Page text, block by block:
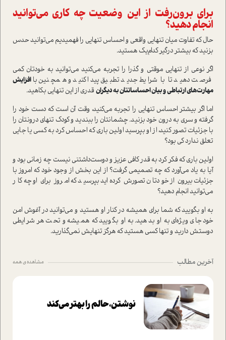
برای برون‌رفت از این وضعیت چه ‌کاری می‌توانید
انجام دهید؟
حال که تفاوت میان تنهایی واقعی و احساس تنهایی را فهمیدیم می‌توانید حدس
بزنید که بیشتر درگیر کدام‌یک هستید.
اگر نوعی از تنهایی موقتی و گذرا را تجربه می‌کنید می‌توانید به خودتان کمی
فرصت دهید تا با شرایط جدید تطبیق پیدا کنید و همچنین باافزایش
مهارت‌های ارتباطی و بیان احساساتتان به دیگران قدری از این تنهایی بکاهید.
اما اگر بیشتر احساس تنهایی را تجربه می‌کنید، وقت آن است که دست خود را
گرفته و سری به درون خود بزنید. چشمانتان را ببندید و کودک تنهای درونتان را
با جزئیات تصور کنید، از او بپرسید اولین باری که احساس کرد به کسی یا جایی
تعلق ندارد کی بود؟
اولین باری که فکر کرد به قدر کافی عزیز و دوست‌داشتنی نیست چه زمانی بود و
آیا به یاد می‌آورد که چه تصمیمی گرفت؟ از این بخش از وجود خود که امروز با
جزئیات بیرون از خودتان تصورش کرده‌اید بپرسید که امروز برای او چه‌کار
می‌توانید انجام دهید؟
به او بگویید که شما برای همیشه در کنار او هستید و می‌توانید در آغوش امن
خود جای ویژه‌ای به او بدهید. به او بگویید که همیشه و تحت هر شرایطی
دوستش دارید و تنها کسی هستید که هرگز تنهایش نمی‌گذارید.
آخرین مطالب مشاهده ی همه
نوشتن، حالم را بهتر می‌کند